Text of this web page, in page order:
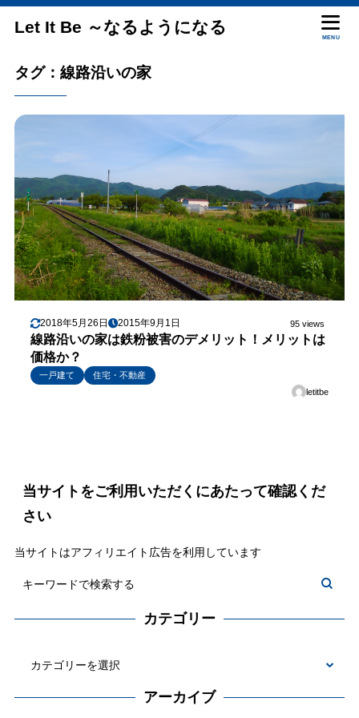
Let It Be ～なるようになる
MENU
タグ：線路沿いの家
2018年5月26日 2015年9月1日 95 views
線路沿いの家は鉄粉被害のデメリット！メリットは
価格か？
一戸建て
住宅・不動産
letitbe
当サイトをご利用いただくにあたって確認くだ
さい
当サイトはアフィリエイト広告を利用しています
カテゴリー
アーカイブ